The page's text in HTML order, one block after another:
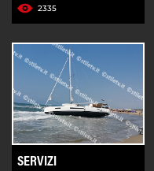
2335
SERVIZI